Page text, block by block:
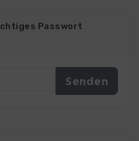
Passwort